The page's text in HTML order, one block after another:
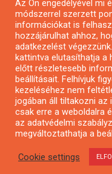
Az Ön engedélyével mi
módszerrel szerzett
információkat is
hozzájárulhat ahhoz,
adatkezelést
kattintva elutasíthatja a
előtt részletesebb
beállításait. Felhívjuk
kezeléséhez nem
jogában áll tiltakozni az
csak erre a weboldalra
az adatvédelmi
megváltoztathatja a
Cookie settings